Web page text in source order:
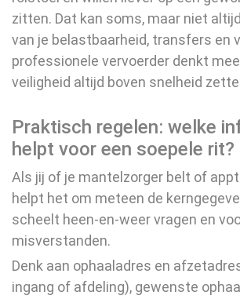
zitten. Dat kan soms, maar niet
van je belastbaarheid, transfers en
professionele vervoerder denkt
veiligheid altijd boven snelheid
Praktisch regelen: welke
helpt voor een soepele rit?
Als jij of je mantelzorger belt of
helpt het om meteen de
scheelt heen-en-weer vragen en
misverstanden.
Denk aan ophaaladres en
ingang of afdeling), gewenste